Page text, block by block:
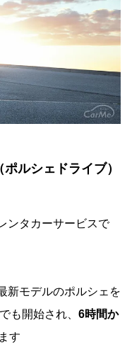
ルシェドライブ）
ンタカーサービスで
新モデルのポルシェを
も開始され、 6時間か
す